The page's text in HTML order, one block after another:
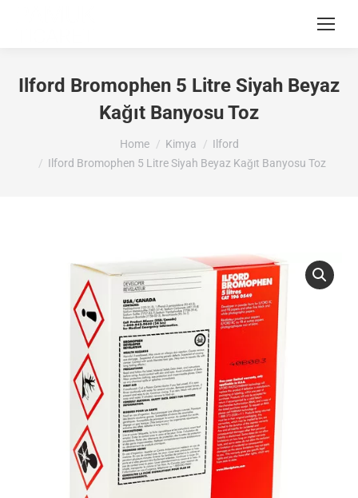
Ilford Bromophen 5 Litre Siyah Beyaz
Kağıt Banyosu Toz
Home Kimya
Ilford
Ilford Bromophen 5 Litre Siyah Beyaz Kağıt Banyosu Toz